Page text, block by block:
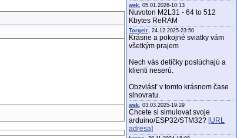
wek, 05.01.2026-10:13
Nuvoton M2L31 - 64 to 512
Kbytes ReRAM
Torgeir, 24.12.2025-23:50
Krásne a pokojné sviatky vám
všetkým prajem
Nech vás detičky poslúchajú a
klienti neserú.
Obzvlásť v tomto krásnom čase
slnovratu.
wek, 03.03.2025-19:29
Chcete si simulovat svoje
arduino/ESP32/STM32? [URL
adresa]